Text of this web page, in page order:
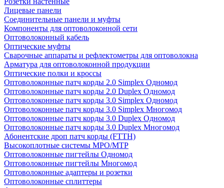
Лицевые панели
Соединительные панели и муфты
Компоненты для оптоволоконной сети
Оптоволоконный кабель
Оптические муфты
Сварочные аппараты и рефлектометры для оптоволокна
Арматура для оптоволоконной продукции
Оптические полки и кроссы
Оптоволоконные патч корды 2.0 Simplex Одномод
Оптоволоконные патч корды 2.0 Duplex Одномод
Оптоволоконные патч корды 3.0 Simplex Одномод
Оптоволоконные патч корды 3.0 Simplex Многомод
Оптоволоконные патч корды 3.0 Duplex Одномод
Оптоволоконные патч корды 3.0 Duplex Многомод
Абонентские дроп патч корды (FTTH)
Высокоплотные системы MPO/MTP
Оптоволоконные пигтейлы Одномод
Оптоволоконные пигтейлы Многомод
Оптоволоконные адаптеры и розетки
Оптоволоконные сплиттеры